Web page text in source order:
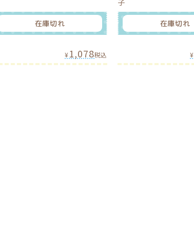
在庫切れ
¥1,078税込
子
在庫切れ
¥